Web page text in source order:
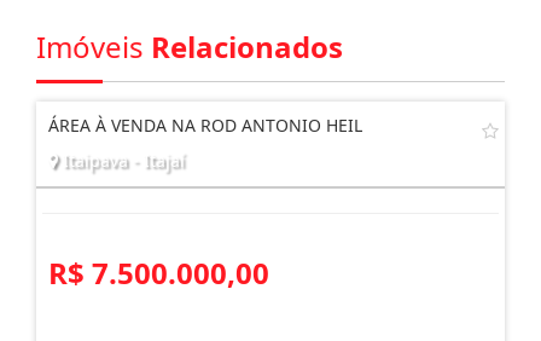
Imóveis Relacionados
ÁREA À VENDA NA ROD ANTONIO HEIL
Itaipava - Itajaí
R$ 7.500.000,00